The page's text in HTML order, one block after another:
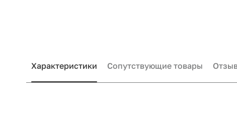
Характеристики Сопутствующие товары